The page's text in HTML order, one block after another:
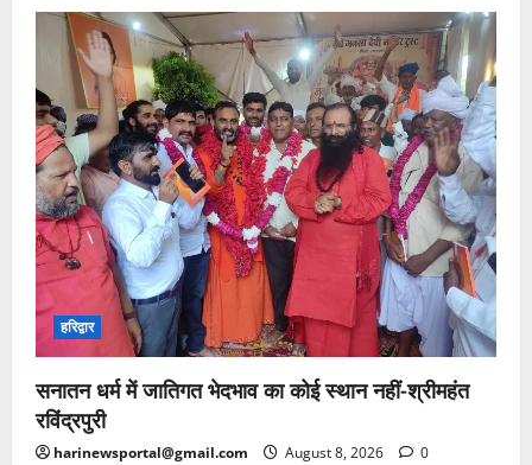
हरिद्वार
सनातन धर्म में जातिगत भेदभाव का कोई स्थान नहीं-श्रीमहंत
रविंद्रपुरी
harinewsportal@gmail.com August 8, 2026 0